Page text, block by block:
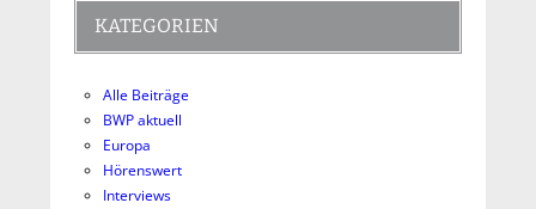
KATEGORIEN
Alle Beiträge
BWP aktuell
Europa
Hörenswert
Interviews